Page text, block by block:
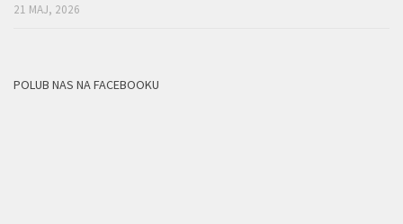
21 MAJ, 2026
POLUB NAS NA FACEBOOKU